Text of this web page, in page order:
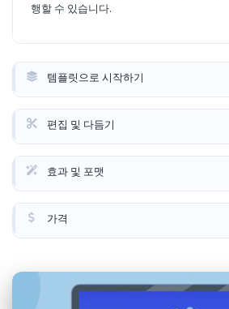
행할 수 있습니다.
템플릿으로 시작하기
편집 및 다듬기
효과 및 포맷
가격